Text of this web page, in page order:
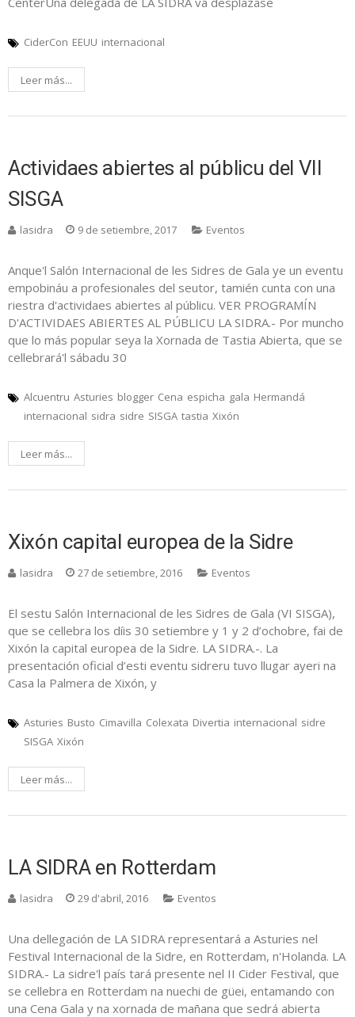
CiderCon EEUU internacional
Leer más...
Actividaes abiertes al públicu del VII
SISGA
lasidra 9 de setiembre, 2017 Eventos
Anque'l Salón Internacional de les Sidres de Gala ye un eventu
empobináu a profesionales del seutor, tamién cunta con una
riestra d'actividaes abiertes al públicu. VER PROGRAMÍN
D'ACTIVIDAES ABIERTES AL PÚBLICU LA SIDRA.- Por muncho
que lo más popular seya la Xornada de Tastia Abierta, que se
cellebrará'l sábadu 30
Alcuentru Asturies blogger Cena espicha gala Hermandá
internacional sidra sidre SISGA tastia Xixón
Leer más...
Xixón capital europea de la Sidre
lasidra 27 de setiembre, 2016 Eventos
El sestu Salón Internacional de les Sidres de Gala (VI SISGA),
que se cellebra los díis 30 setiembre y 1 y 2 d’ochobre, fai de
Xixón la capital europea de la Sidre. LA SIDRA.-. La
presentación oficial d’esti eventu sidreru tuvo llugar ayeri na
Casa la Palmera de Xixón, y
Asturies Busto Cimavilla Colexata Divertia internacional sidre
SISGA Xixón
Leer más...
LA SIDRA en Rotterdam
lasidra 29 d'abril, 2016 Eventos
Una dellegación de LA SIDRA representará a Asturies nel
Festival Internacional de la Sidre, en Rotterdam, n'Holanda. LA
SIDRA.- La sidre'l país tará presente nel II Cider Festival, que
se cellebra en Rotterdam na nuechi de güei, entamando con
una Cena Gala y na xornada de mañana que sedrá abierta